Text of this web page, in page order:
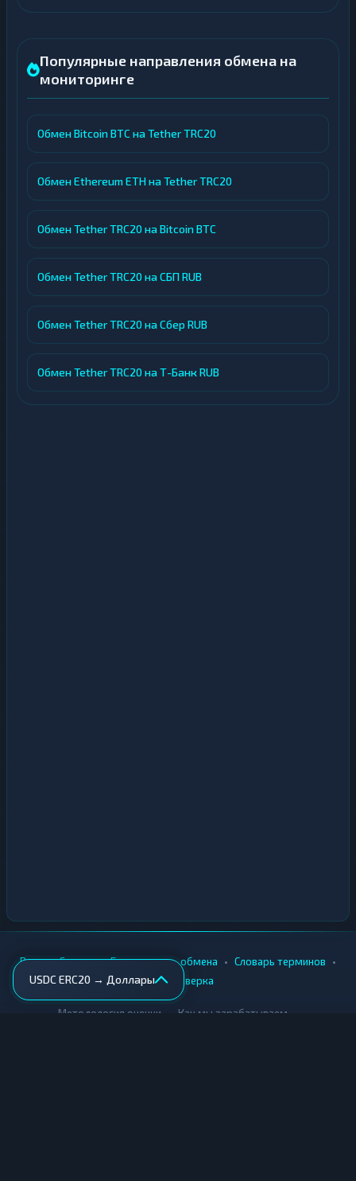
Популярные направления обмена на
мониторинге
Обмен Bitcoin BTC на Tether TRC20
Обмен Ethereum ETH на Tether TRC20
Обмен Tether TRC20 на Bitcoin BTC
Обмен Tether TRC20 на СБП RUB
Обмен Tether TRC20 на Сбер RUB
Обмен Tether TRC20 на Т-Банк RUB
USDC ERC20 → Доллары
Вики • Города • Безопасность обмена • Словарь терминов •
AML-проверка
Методология оценки Как мы зарабатываем